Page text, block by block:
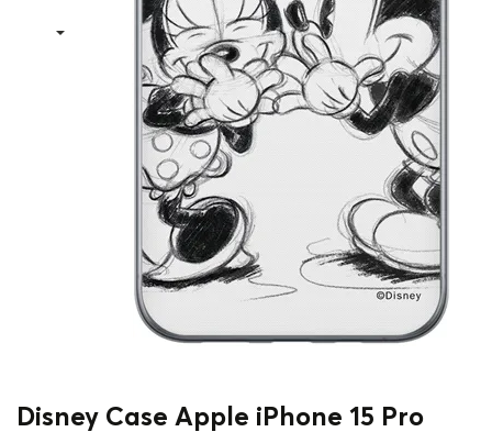
Disney Case Apple iPhone 15 Pro